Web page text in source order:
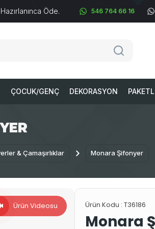
Öde. 546 764 66 16
ÇOCUK/GENÇ DEKORASYON
& Çamaşırlıklar Monara Şifonyer
Ürün Videosu Ürün Kodu : T36186
Monara